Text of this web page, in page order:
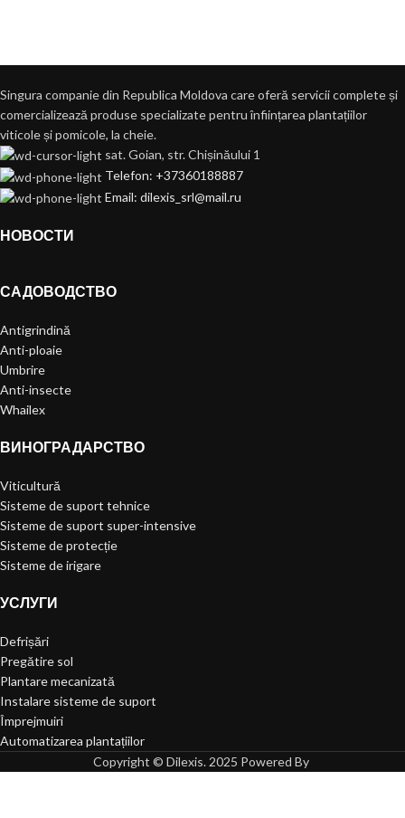
Singura companie din Republica Moldova care oferă servicii complete și
comercializează produse specializate pentru înființarea plantațiilor
viticole și pomicole, la cheie.
sat. Goian, str. Chișinăului 1
Telefon: +37360188887
Email: dilexis_srl@mail.ru
НОВОСТИ
САДОВОДСТВО
Antigrindină
Anti-ploaie
Umbrire
Anti-insecte
Whailex
ВИНОГРАДАРСТВО
Viticultură
Sisteme de suport tehnice
Sisteme de suport super-intensive
Sisteme de protecție
Sisteme de irigare
УСЛУГИ
Defrișări
Pregătire sol
Plantare mecanizată
Instalare sisteme de suport
Împrejmuiri
Automatizarea plantațiilor
Copyright © Dilexis. 2025 Powered By